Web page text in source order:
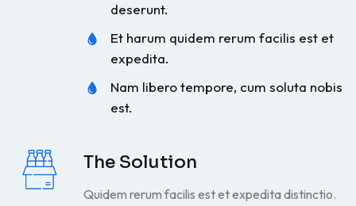
deserunt.
Et harum quidem rerum facilis est et
expedita.
Nam libero tempore, cum soluta nobis
est.
The Solution
Quidem rerum facilis est et expedita distinctio.